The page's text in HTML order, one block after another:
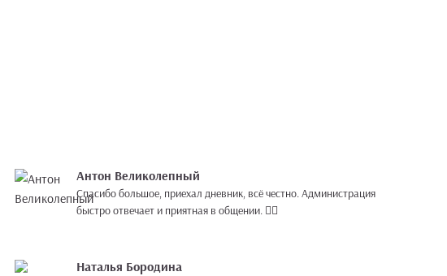
Антон Великолепный
Спасибо большое, приехал дневник, всё честно. Администрация
быстро отвечает и приятная в общении. 👍🏻
Наталья Бородина